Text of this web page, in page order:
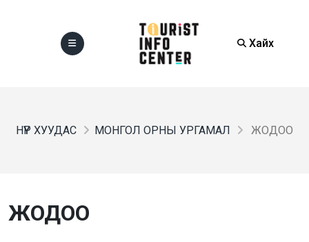
Хайх
НҮҮР ХУУДАС МОНГОЛ ОРНЫ УРГАМАЛ ЖОДОО
ЖОДОО